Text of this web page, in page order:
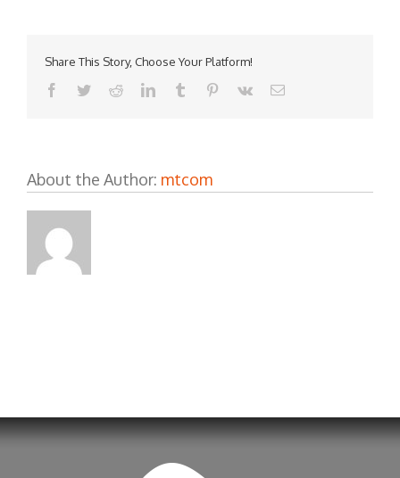
Share This Story, Choose Your Platform!
Facebook
TwitterRedditLinkedInTumblr Pinterest
Vk Email
About the Author: mtcom